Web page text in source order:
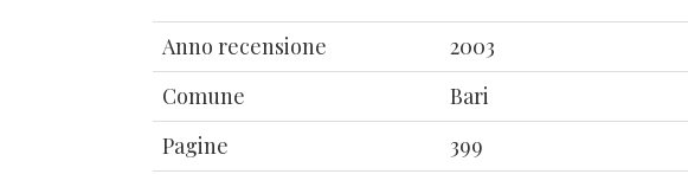
Anno recensione
2003
Comune
Bari
Pagine
399